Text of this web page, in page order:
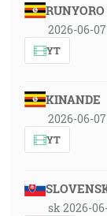
RUNYORO
2026-06-
YT
KINANDE
2026-06-
YT
sk 2026-